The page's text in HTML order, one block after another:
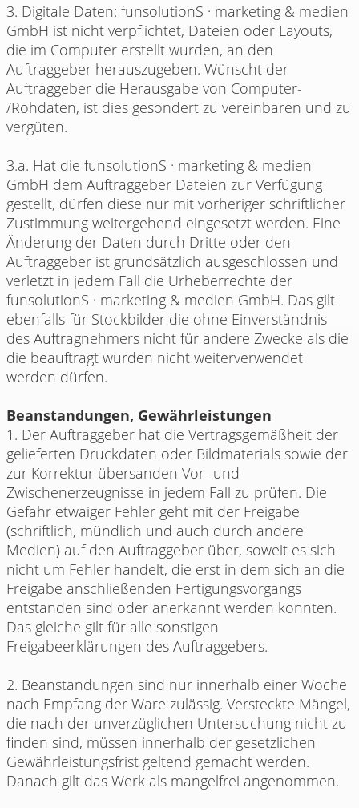
3. Digitale Daten: funsolutionS · marketing & medien
GmbH ist nicht verpflichtet, Dateien oder Layouts,
die im Computer erstellt wurden, an den
Auftraggeber herauszugeben. Wünscht der
Auftraggeber die Herausgabe von Computer-
/Rohdaten, ist dies gesondert zu vereinbaren und zu
vergüten.
3.a. Hat die funsolutionS · marketing & medien
GmbH dem Auftraggeber Dateien zur Verfügung
gestellt, dürfen diese nur mit vorheriger schriftlicher
Zustimmung weitergehend eingesetzt werden. Eine
Änderung der Daten durch Dritte oder den
Auftraggeber ist grundsätzlich ausgeschlossen und
verletzt in jedem Fall die Urheberrechte der
funsolutionS · marketing & medien GmbH. Das gilt
ebenfalls für Stockbilder die ohne Einverständnis
des Auftragnehmers nicht für andere Zwecke als die
die beauftragt wurden nicht weiterverwendet
werden dürfen.
Beanstandungen, Gewährleistungen
1. Der Auftraggeber hat die Vertragsgemäßheit der
gelieferten Druckdaten oder Bildmaterials sowie der
zur Korrektur übersanden Vor- und
Zwischenerzeugnisse in jedem Fall zu prüfen. Die
Gefahr etwaiger Fehler geht mit der Freigabe
(schriftlich, mündlich und auch durch andere
Medien) auf den Auftraggeber über, soweit es sich
nicht um Fehler handelt, die erst in dem sich an die
Freigabe anschließenden Fertigungsvorgangs
entstanden sind oder anerkannt werden konnten.
Das gleiche gilt für alle sonstigen
Freigabeerklärungen des Auftraggebers.
2. Beanstandungen sind nur innerhalb einer Woche
nach Empfang der Ware zulässig. Versteckte Mängel,
die nach der unverzüglichen Untersuchung nicht zu
finden sind, müssen innerhalb der gesetzlichen
Gewährleistungsfrist geltend gemacht werden.
Danach gilt das Werk als mangelfrei angenommen.